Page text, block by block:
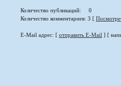
Количество публикаций: 0
Количество комментариев: 3 [
E-Mail адрес: [ отправить E-Mail ] [